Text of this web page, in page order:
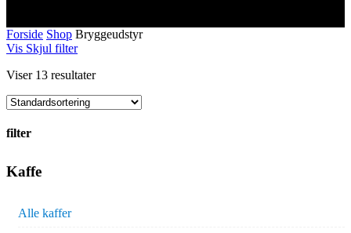
Forside Shop Bryggeudstyr
Vis Skjul filter
Viser 13 resultater
filter
Close
Filters
Kaffe
Alle kaffer